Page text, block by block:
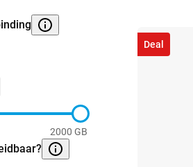
2000 GB
Deal